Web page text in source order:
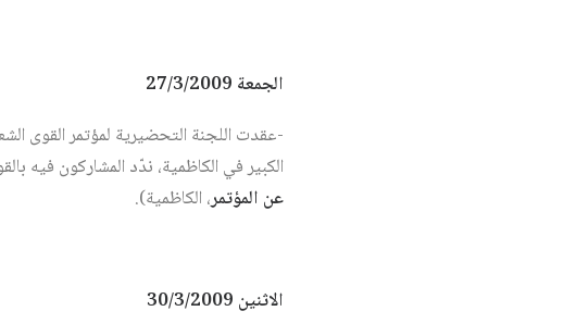
الجمعة 27/3/2009
-عقدت اللجنة التحضيرية لمؤتمر القوى
الكبير في الكاظمية، ندّد المشاركون فيه
عن المؤتمر، الكاظمية).
الاثنين 30/3/2009